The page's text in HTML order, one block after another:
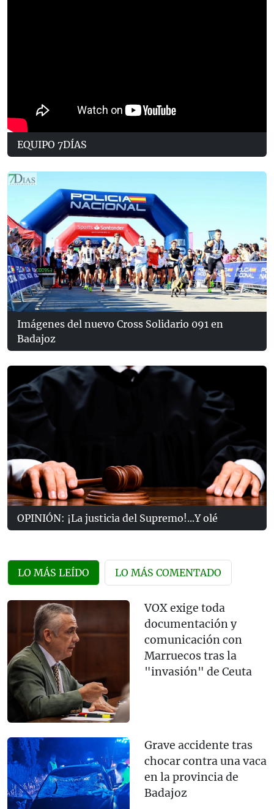
EQUIPO 7DÍAS
Imágenes del nuevo Cross Solidario 091 en
Badajoz
OPINIÓN: ¡La justicia del Supremo!...Y olé
LO MÁS LEÍDO LO MÁS COMENTADO
VOX exige toda
documentación y
comunicación con
Marruecos tras la
"invasión" de Ceuta
Grave accidente tras
chocar contra una vaca
en la provincia de
Badajoz